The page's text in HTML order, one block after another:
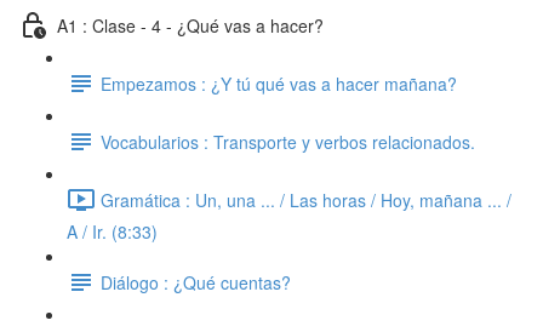
A1 : Clase - 4 - ¿Qué vas a hacer?
Empezamos : ¿Y tú qué vas a hacer mañana?
Vocabularios : Transporte y verbos relacionados.
Gramática : Un, una ... / Las horas / Hoy, mañana ... /
A / Ir. (8:33)
Diálogo : ¿Qué cuentas?